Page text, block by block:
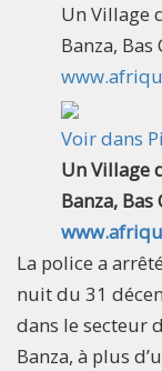
Un Village
Banza, Bas
Voir dans
Un Village
Banza, Bas
La police a
nuit du 31
dans le secteur
Banza, à plus